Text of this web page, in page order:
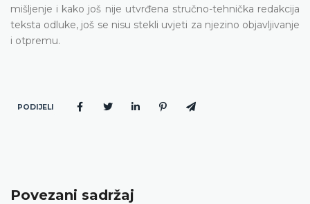
mišljenje i kako još nije utvrđena stručno-tehnička redakcija
teksta odluke, još se nisu stekli uvjeti za njezino objavljivanje
i otpremu.
PODIJELI
Povezani sadržaj